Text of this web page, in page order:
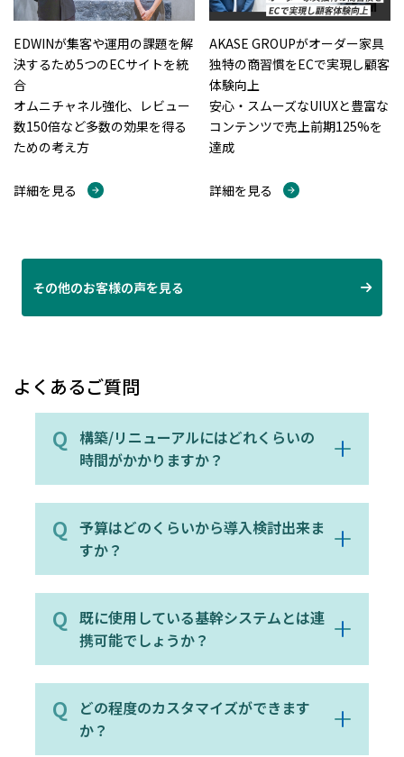
EDWINが集客や運用の課題を解
決するため5つのECサイトを統
合
オムニチャネル強化、レビュー
数150倍など多数の効果を得る
ための考え方
詳細を見る
AKASE GROUPがオーダー家具
独特の商習慣をECで実現し顧客
体験向上
安心・スムーズなUIUXと豊富な
コンテンツで売上前期125%を
達成
詳細を見る
その他のお客様の声を見る
よくあるご質問
構築/リニューアルにはどれくらいの
時間がかかりますか？
予算はどのくらいから導入検討出来ま
すか？
既に使用している基幹システムとは連
携可能でしょうか？
どの程度のカスタマイズができます
か？